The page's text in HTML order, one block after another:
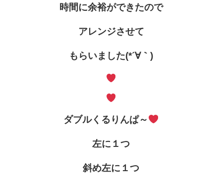
時間に余裕ができたので
アレンジさせて
もらいました(*´∀｀)
ダブルくるりんぱ～
左に１つ
斜め左に１つ